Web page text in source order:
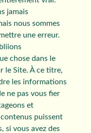
jamais
nous sommes
une erreur.
chose dans le
le Site. À ce titre,
les informations
ne pas vous fier
et
puissent
si vous avez des